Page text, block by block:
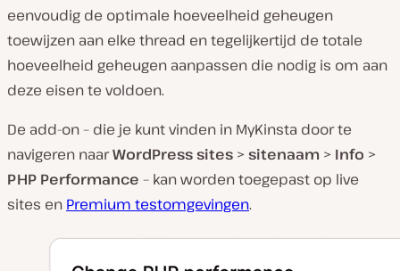
eenvoudig de optimale hoeveelheid geheugen
toewijzen aan elke thread en tegelijkertijd de totale
hoeveelheid geheugen aanpassen die nodig is om aan
deze eisen te voldoen.
De add-on – die je kunt vinden in MyKinsta door te
navigeren naarWordPress sites >sitenaam > Info >
PHP Performance – kan worden toegepast op live
sites en Premium testomgevingen.